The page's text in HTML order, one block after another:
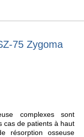
75 Zygoma
complexes sont
cas de patients à haut
résorption osseuse